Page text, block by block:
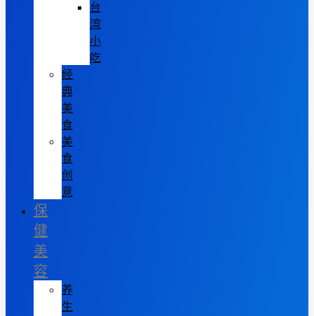
台
湾
小
吃
经
典
美
食
美
食
创
意
保
健
美
容
养
生